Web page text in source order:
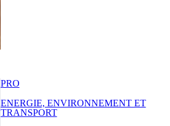
PRO
ENERGIE, ENVIRONNEMENT ET
TRANSPORT